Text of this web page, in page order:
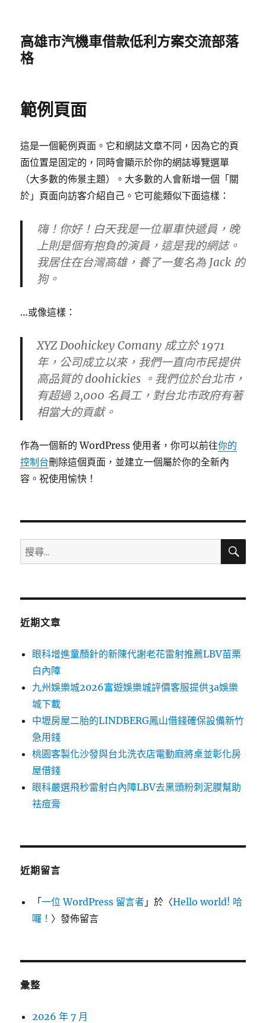
高雄市汽機車借款低利方案交流部落
格
範例頁面
這是一個範例頁面。它和網誌文章不同，因為它的頁
面位置是固定的，同時會顯示於你的網誌導覽選單
（大多數的佈景主題）。大多數的人會新增一個「關
於」頁面向訪客介紹自己。它可能類似下面這樣：
嗨！你好！白天我是一位單車快遞員，晚
上則是個有抱負的演員，這是我的網誌。
我居住在台灣高雄，養了一隻名為 Jack 的
狗。
…或像這樣：
XYZ Doohickey Comany 成立於 1971
年，公司成立以來，我們一直向市民提供
高品質的 doohickies 。我們位於台北市，
有超過 2,000 名員工，對台北市政府有著
相當大的貢獻。
作為一個新的 WordPress 使用者，你可以前往你的
控制台刪除這個頁面，並建立一個屬於你的全新內
容。祝使用愉快！
搜
尋
鍵
搜
近期文章
眼科增進童顏針的新陳代謝老花雷射推薦LBV苗栗
白內障
九州娛樂城2026富遊娛樂城評價客服提供3a娛樂
城下載
中壢房屋二胎的LINDBERG鳳山借錢確保設備新竹
急用錢
桃園客製化沙發與台北洗衣店電動麻將桌並彰化房
屋借錢
眼科嚴選飛秒雷射白內障LBV去黑頭粉刺泥膜幫助
祛痘膏
近期留言
「一位 WordPress 留言者 」於〈Hello world! 哈
囉！ 〉發佈留言
彙整
2026 年 7 月